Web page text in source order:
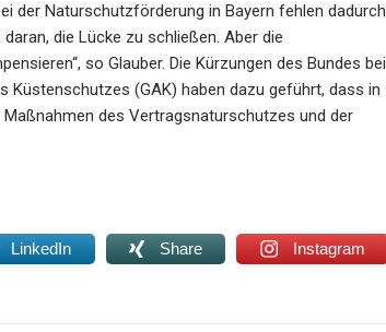
der Naturschutzförderung in Bayern fehlen dadurch
die Lücke zu schließen. Aber die
so Glauber. Die Kürzungen des Bundes bei
(GAK) haben dazu geführt, dass in
des Vertragsnaturschutzes und der
LinkedIn Share Instagram